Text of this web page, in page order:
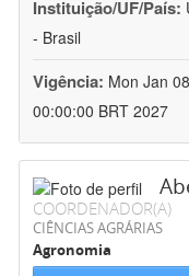
Instituição/UF/País:
- Brasil
Vigência: Mon Jan
00:00:00 BRT 2027
COORDENADOR(A)
CIÊNCIAS AGRÁRIAS
Agronomia